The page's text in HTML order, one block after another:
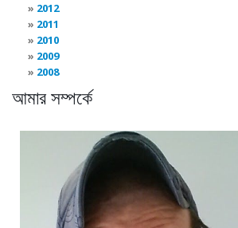
2012
2011
2010
2009
2008
আমার সম্পর্কে